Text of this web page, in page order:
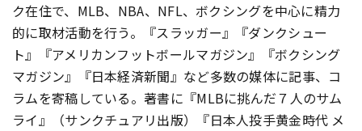
ク在住で、MLB、NBA、NFL、ボクシングを中心に精力
的に取材活動を行う。『スラッガー』『ダンクシュー
ト』『アメリカンフットボールマガジン』『ボクシング
マガジン』『日本経済新聞』など多数の媒体に記事、コ
ラムを寄稿している。著書に『MLBに挑んだ７人のサム
ライ』（サンクチュアリ出版）『日本人投手黄金時代 メ